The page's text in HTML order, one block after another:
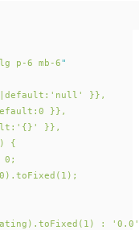
p-6 mb-6"
}},
}},
}},
{
0;
: